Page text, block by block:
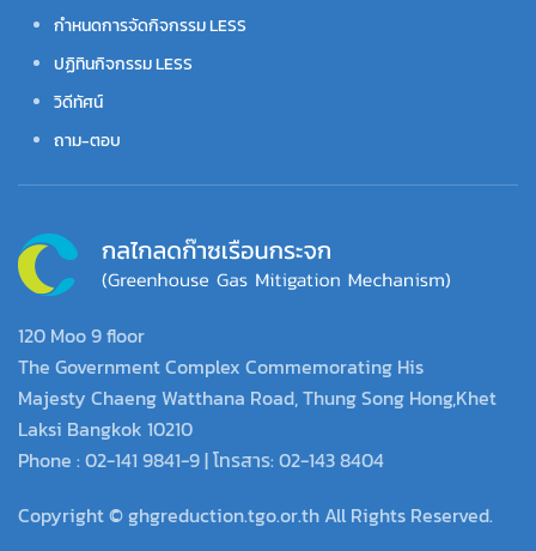
กำหนดการจัดกิจกรรม LESS
ปฏิทินกิจกรรม LESS
วิดีทัศน์
ถาม-ตอบ
120 Moo 9 floor
The Government Complex Commemorating His
Majesty Chaeng Watthana Road, Thung Song Hong,Khet
Laksi Bangkok 10210
Phone : 02-141 9841-9 | โทรสาร: 02-143 8404
Copyright © ghgreduction.tgo.or.th All Rights Reserved.